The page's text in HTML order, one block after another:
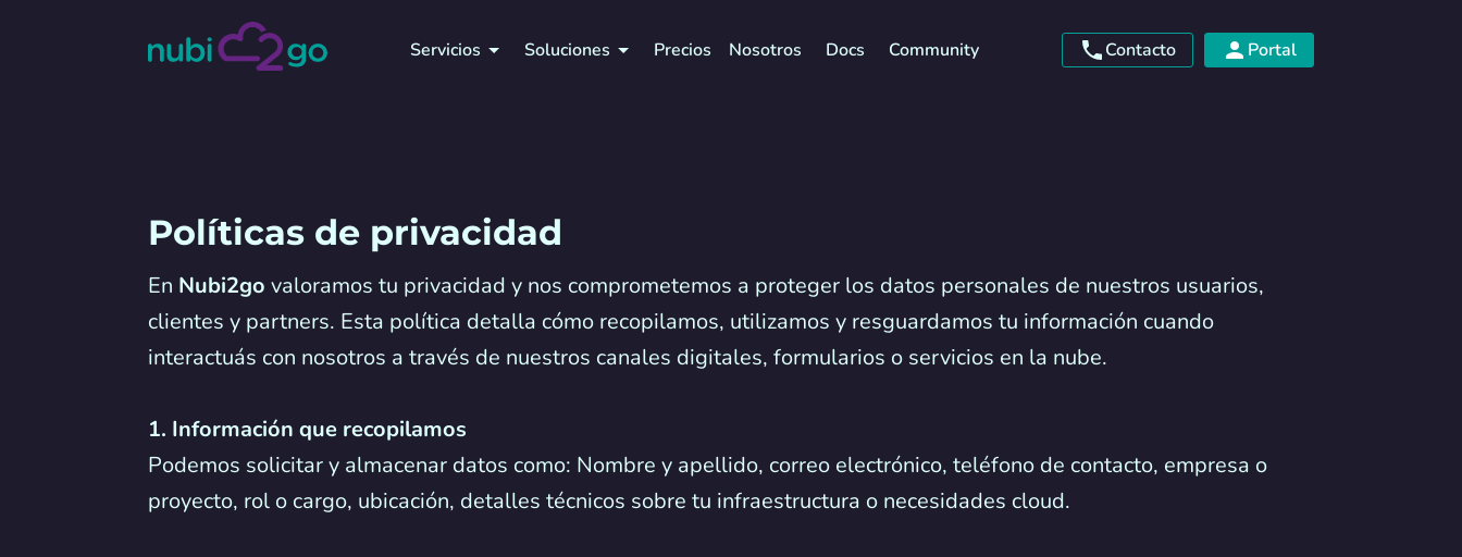
Servicios Soluciones Precios Nosotros Docs Community Contacto Portal
Políticas de privacidad
En Nubi2go valoramos tu privacidad y nos comprometemos a proteger los datos personales de nuestros usuarios,
clientes y partners. Esta política detalla cómo recopilamos, utilizamos y resguardamos tu información cuando
interactuás con nosotros a través de nuestros canales digitales, formularios o servicios en la nube.
1. Información que recopilamos
Podemos solicitar y almacenar datos como: Nombre y apellido, correo electrónico, teléfono de contacto, empresa o
proyecto, rol o cargo, ubicación, detalles técnicos sobre tu infraestructura o necesidades cloud.